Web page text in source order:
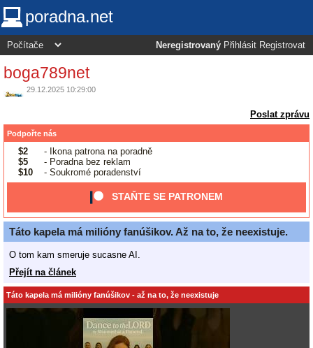
poradna.net
Neregistrovaný Přihlásit Registrovat
boga789net
29.12.2025 10:29:00
Poslat zprávu
Podpořte nás
$2
- Ikona patrona na poradně
$5
- Poradna bez reklam
$10
- Soukromé poradenství
STAŇTE SE PATRONEM
Táto kapela má milióny fanúšikov. Až na to, že neexistuje.
O tom kam smeruje sucasne AI.
Přejít na článek
Táto kapela má milióny fanúšikov - až na to, že neexistuje